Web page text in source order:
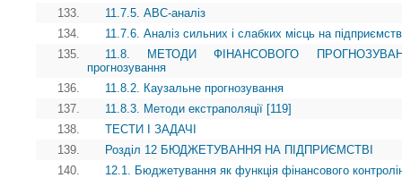
133.
11.7.5. АВС-аналіз
134.
11.7.6. Аналіз сильних і слабких місць на
135.
11.8. МЕТОДИ ФІНАНСОВОГО
прогнозування
136.
11.8.2. Каузальне прогнозування
137.
11.8.3. Методи екстраполяції [119]
138.
ТЕСТИ І ЗАДАЧІ
139.
Розділ 12 БЮДЖЕТУВАННЯ НА ПІДПРИЄМСТВІ
140.
12.1. Бюджетування як функція фінансового